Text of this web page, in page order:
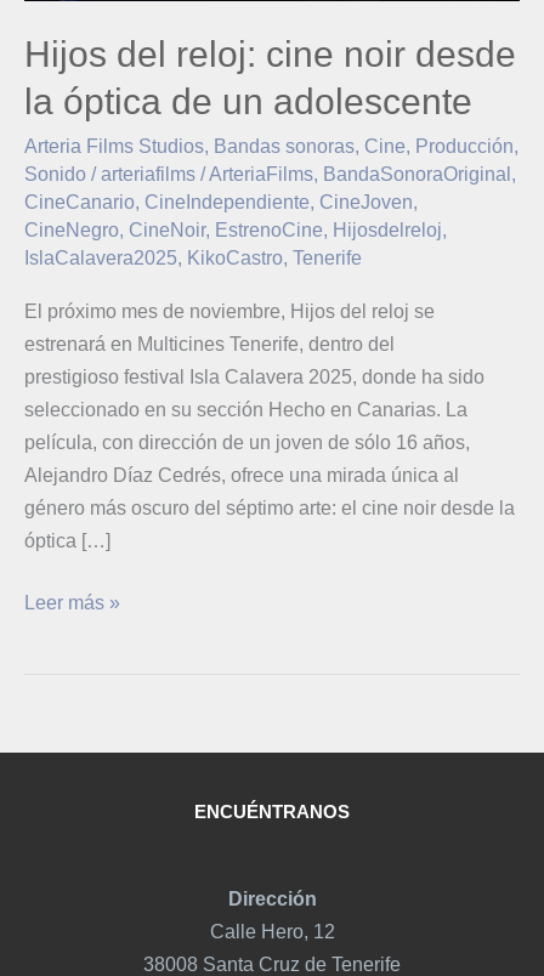
Hijos del reloj: cine noir desde
la óptica de un adolescente
Arteria Films Studios, Bandas sonoras, Cine, Producción,
Sonido /arteriafilms /ArteriaFilms, BandaSonoraOriginal ,
CineCanario, CineIndependiente, CineJoven,
CineNegro, CineNoir, EstrenoCine, Hijosdelreloj,
IslaCalavera2025, KikoCastro, Tenerife
El próximo mes de noviembre, Hijos del reloj se
estrenará en Multicines Tenerife, dentro del
prestigioso festival Isla Calavera 2025, donde ha sido
seleccionado en su sección Hecho en Canarias. La
película, con dirección de un joven de sólo 16 años,
Alejandro Díaz Cedrés, ofrece una mirada única al
género más oscuro del séptimo arte: el cine noir desde la
óptica […]
Leer más »
ENCUÉNTRANOS
Dirección
Calle Hero, 12
38008 Santa Cruz de Tenerife